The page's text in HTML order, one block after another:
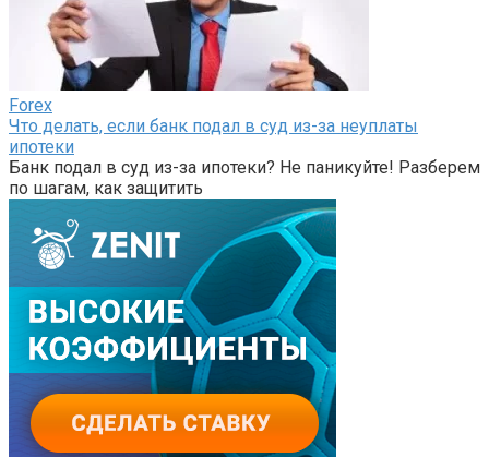
Forex
Что делать, если банк подал в суд из-за неуплаты
ипотеки
Банк подал в суд из-за ипотеки? Не паникуйте! Разберем
по шагам, как защитить